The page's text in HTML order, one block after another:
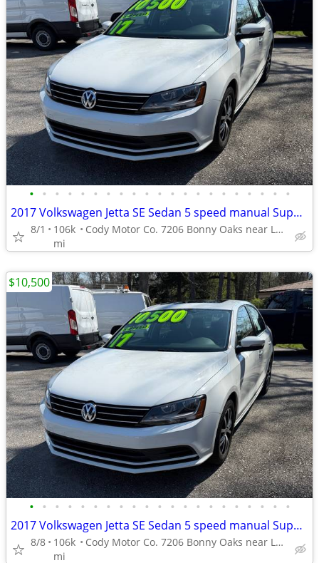
• • • • • • • • • • • • • • • • • • • • •
2017 Volkswagen Jetta SE Sedan 5 speed manual Super Nice!
8/1
106k
mi
Cody Motor Co. 7206 Bonny Oaks near Lee Hwy. codymotorco.com
• • • • • • • • • • • • • • • • • • • • •
2017 Volkswagen Jetta SE Sedan 5 speed manual Super Nice!
8/8
106k
mi
Cody Motor Co. 7206 Bonny Oaks near Lee Hwy. codymotorco.com
$10,500